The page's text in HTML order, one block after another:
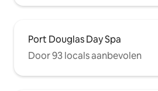
Port Douglas Day Spa
Door 93 locals aanbevolen